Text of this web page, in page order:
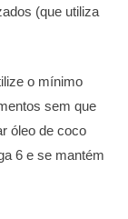
(que utiliza
o mínimo
sem que
óleo de coco
6 e se mantém